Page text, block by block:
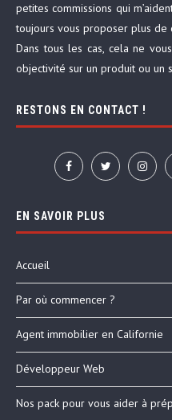
petites commissions qui
toujours vous proposer plus de
Dans tous les cas, cela ne
objectivité sur un produit ou un
RESTONS EN CONTACT !
EN SAVOIR PLUS
Accueil
Par où commencer ?
Agent immobilier en Californie
Développeur Web
Nos pack pour vous aider à